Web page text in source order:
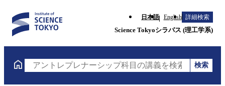
日本語 English 詳細検索
Science Tokyoシラバス (理工学系)
アントレプレナーシップ科目の講義を検索（講義名
検索